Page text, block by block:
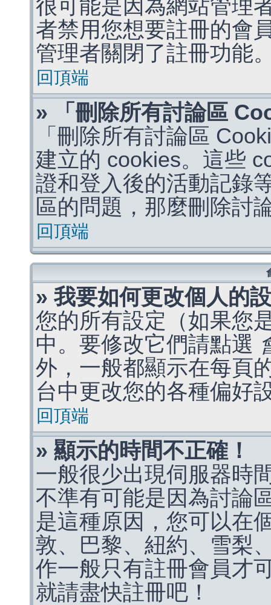
很可能是因為網站管理
者禁用您想要註冊的會
管理者關閉了註冊功能
回頂端
» 「刪除所有討論區
「刪除所有討論區
建立的 cookies。這些
證和登入後的活動記錄
區的問題，那麼刪除討
回頂端
» 我要如何更改個人的
您的所有設定（如果您
中。要修改它們請點選
外，一般都顯示在每頁
台中更改您的各種偏好
回頂端
» 顯示的時間不正確！
一般很少出現伺服器時
不準有可能是因為討論
是這種原因，您可以在
敦、巴黎、紐約、雪梨
作一般只有註冊會員才
就請盡快註冊吧！